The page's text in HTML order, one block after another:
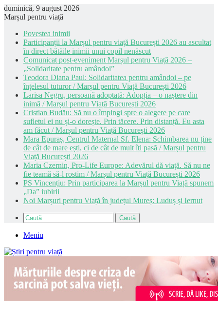
duminică, 9 august 2026
Marșul pentru viață
Povestea inimii
Participanții la Marșul pentru viață București 2026 au ascultat
în direct bătăile inimii unui copil nenăscut
Comunicat post-eveniment Marșul pentru Viață 2026 –
„Solidaritate pentru amândoi”
Teodora Diana Paul: Solidaritatea pentru amândoi – pe
înțelesul tuturor / Marșul pentru Viață București 2026
Larisa Negru, persoană adoptată: Adopția – o naștere din
inimă / Marșul pentru Viață București 2026
Cristian Budău: Să nu o împingi spre o alegere pe care
sufletul ei nu și-o dorește. Prin tăcere. Prin distanță. Eu asta
am făcut / Marșul pentru Viață București 2026
Mara Epuraș, Centrul Maternal Sf. Elena: Schimbarea nu ține
de cât de mare ești, ci de cât de mult îți pasă / Marșul pentru
Viață București 2026
Maria Czernin, Pro-Life Europe: Adevărul dă viață. Să nu ne
fie teamă să-l rostim / Marșul pentru Viață București 2026
PS Vincențiu: Prin participarea la Marșul pentru Viață spunem
„Da” iubirii
Noi Marșuri pentru Viață în județul Mureș: Luduș și Iernut
Caută
Meniu